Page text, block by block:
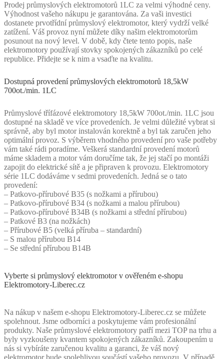
Prodej průmyslových elektromotorů 1LC za velmi výhodné ceny.
Výhodnost vašeho nákupu je garantována. Za vaši investici
dostanete prvotřídní průmyslový elektromotor, který vydrží velké
zatížení. Váš provoz nyní můžete díky našim elektromotorům
posunout na nový level. V době, kdy čtete tento popis, naše
elektromotory používají stovky spokojených zákazníků po celé
republice. Přidejte se k nim a vsaďte na kvalitu.
Dostupná provedení průmyslových elektromotorů 18,5kW
700ot./min. 1LC
Průmyslové třífázové elektromotory 18,5kW 700ot./min. 1LC jsou
dostupné na skladě ve více provedeních. Je velmi důležité vybrat si
správně, aby byl motor instalován korektně a byl tak zaručen jeho
optimální provoz. S výběrem vhodného provedení pro vaše potřeby
vám také rádi poradíme. Veškerá standardní provedení motorů
máme skladem a motor vám doručíme tak, že jej stačí po montáži
zapojit do elektrické sítě a je připraven k provozu. Elektromotory
série 1LC dodáváme v sedmi provedeních. Jedná se o tato
provedení:
– Patkovo-přírubové B35 (s nožkami a přírubou)
– Patkovo-přírubové B34 (s nožkami a malou přírubou)
– Patkovo-přírubové B34B (s nožkami a střední přírubou)
– Patkové B3 (na nožkách)
– Přírubové B5 (velká příruba – standardní)
– S malou přírubou B14
– Se střední přírubou B14B
Vyberte si průmyslový elektromotor v ověřeném e-shopu
Elektromotory-Liberec.cz
Na nákup v našem e-shopu Elektromotory-Liberec.cz se můžete
spolehnout. Jsme odborníci a poskytujeme vám profesionální
produkty. Naše průmyslové elektromotory patří mezi TOP na trhu a
byly vyzkoušeny kvantem spokojených zákazníků. Zakoupením u
nás si vybíráte zaručenou kvalitu a garanci, že váš nový